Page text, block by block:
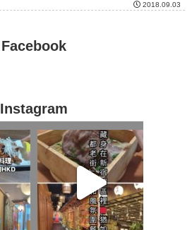
2018.09.03
Facebook
Instagram